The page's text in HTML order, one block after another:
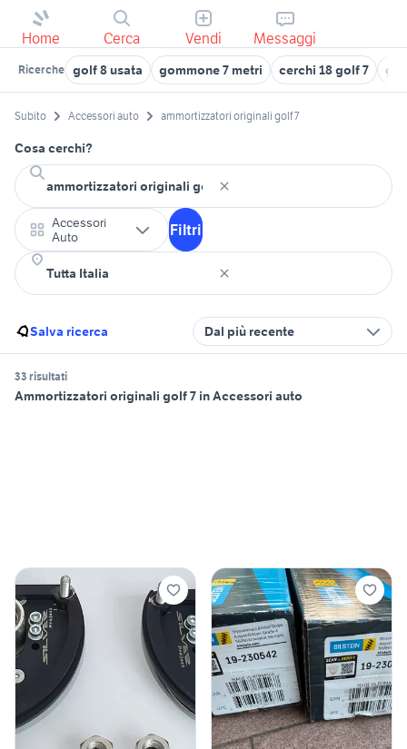
Home Cerca Vendi Messaggi
Ricerche golf 8 usata gommone 7 metri cerchi 18 golf 7
Subito Accessori auto ammortizzatori originali golf 7
Cosa cerchi?
Accessori
Auto
Filtri
Salva ricerca Dal più recente
33 risultati
Ammortizzatori originali golf 7 in Accessori auto